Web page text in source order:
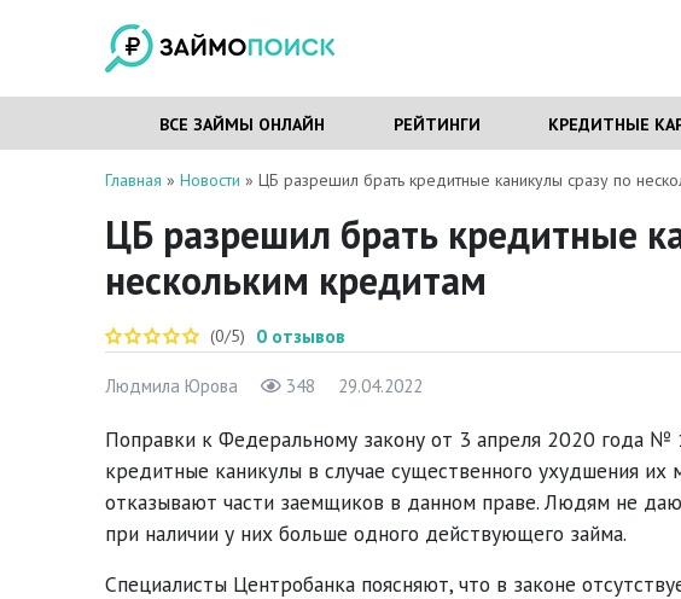
ВСЕ ЗАЙМЫ ОНЛАЙН РЕЙТИНГИ КРЕДИТНЫЕ
Главная » Новости » ЦБ разрешил брать кредитные каникулы сразу по
ЦБ разрешил брать кредитные
нескольким кредитам
(0/5) 0 отзывов
Людмила Юрова 348 29.04.2022
Поправки к Федеральному закону от 3 апреля 2020 года
кредитные каникулы в случае существенного ухудшения их
отказывают части заемщиков в данном праве. Людям не
при наличии у них больше одного действующего займа.
Специалисты Центробанка поясняют, что в законе